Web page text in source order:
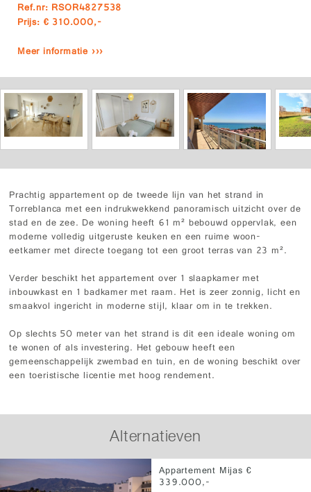
Ref.nr: RSOR4827538
Prijs: € 310.000,-
Meer informatie ›››
Prachtig appartement op de tweede lijn van het strand in
Torreblanca met een indrukwekkend panoramisch uitzicht over de
stad en de zee. De woning heeft 61 m² bebouwd oppervlak, een
moderne volledig uitgeruste keuken en een ruime woon-
eetkamer met directe toegang tot een groot terras van 23 m².
Verder beschikt het appartement over 1 slaapkamer met
inbouwkast en 1 badkamer met raam. Het is zeer zonnig, licht en
smaakvol ingericht in moderne stijl, klaar om in te trekken.
Op slechts 50 meter van het strand is dit een ideale woning om
te wonen of als investering. Het gebouw heeft een
gemeenschappelijk zwembad en tuin, en de woning beschikt over
een toeristische licentie met hoog rendement.
Alternatieven
Appartement Mijas €
339.000,-